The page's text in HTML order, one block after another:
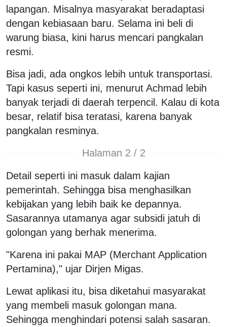
lapangan. Misalnya masyarakat beradaptasi
dengan kebiasaan baru. Selama ini beli di
warung biasa, kini harus mencari pangkalan
resmi.
Bisa jadi, ada ongkos lebih untuk transportasi.
Tapi kasus seperti ini, menurut Achmad lebih
banyak terjadi di daerah terpencil. Kalau di kota
besar, relatif bisa teratasi, karena banyak
pangkalan resminya.
Halaman 2 / 2
Detail seperti ini masuk dalam kajian
pemerintah. Sehingga bisa menghasilkan
kebijakan yang lebih baik ke depannya.
Sasarannya utamanya agar subsidi jatuh di
golongan yang berhak menerima.
"Karena ini pakai MAP (Merchant Application
Pertamina)," ujar Dirjen Migas.
Lewat aplikasi itu, bisa diketahui masyarakat
yang membeli masuk golongan mana.
Sehingga menghindari potensi salah sasaran.